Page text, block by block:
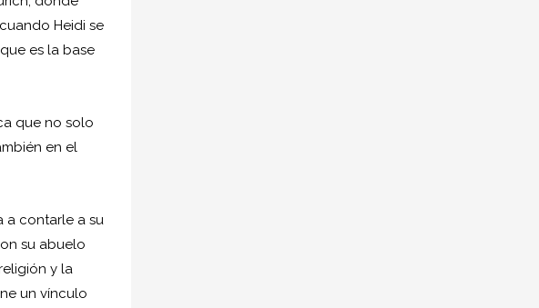
Heidi se
es la base
que no solo
en el
a contarle a su
su abuelo
y la
un vínculo